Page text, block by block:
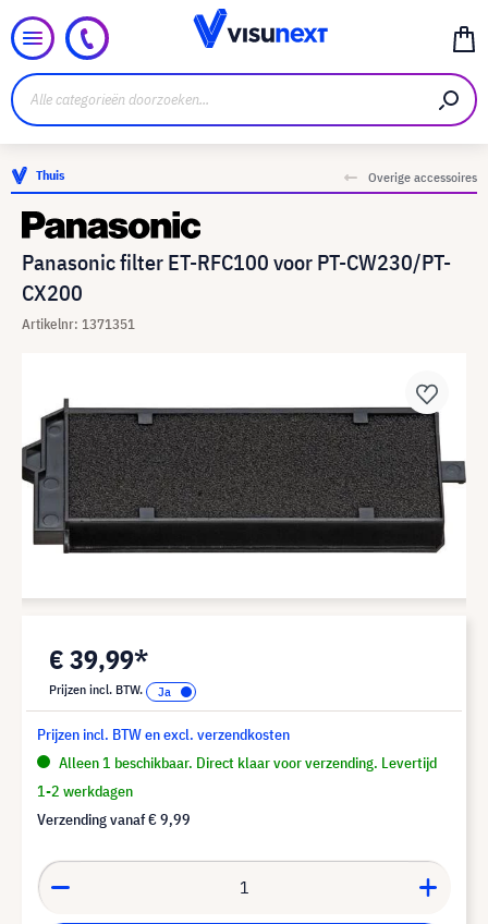
Thuis Overige accessoires
Panasonic filter ET-RFC100 voor PT-CW230/PT-
CX200
Artikelnr: 1371351
€ 39,99*
Prijzen incl. BTW.
Prijzen incl. BTW en excl. verzendkosten
Alleen 1 beschikbaar. Direct klaar voor verzending. Levertijd
1-2 werkdagen
Verzending vanaf€ 9,99